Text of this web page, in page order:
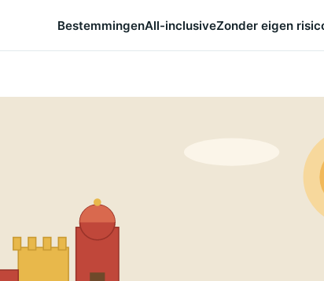
BestemmingenAll-inclusiveZonder eigen